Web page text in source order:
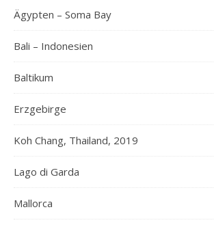
Ägypten – Soma Bay
Bali – Indonesien
Baltikum
Erzgebirge
Koh Chang, Thailand, 2019
Lago di Garda
Mallorca